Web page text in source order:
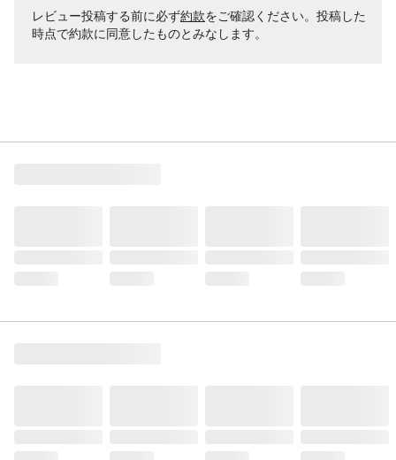
レビュー投稿する前に必ず約款をご確認ください。投稿した
時点で約款に同意したものとみなします。